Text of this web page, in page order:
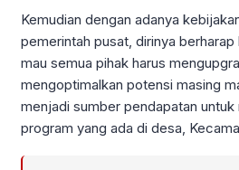
Kemudian dengan adanya
pemerintah pusat, dirinya
mau semua pihak harus
mengoptimalkan potensi masing
menjadi sumber pendapatan untuk
program yang ada di desa,